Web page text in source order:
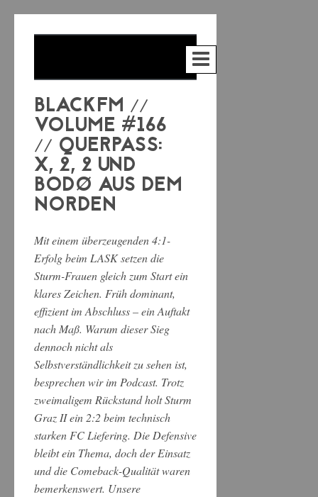
BLACKFM //
VOLUME #166
// QUERPASS:
X, 2, 2 UND
BODØ AUS DEM
NORDEN
Mit einem überzeugenden 4:1-
Erfolg beim LASK setzen die
Sturm-Frauen gleich zum Start ein
klares Zeichen. Früh dominant,
effizient im Abschluss – ein Auftakt
nach Maß. Warum dieser Sieg
dennoch nicht als
Selbstverständlichkeit zu sehen ist,
besprechen wir im Podcast. Trotz
zweimaligem Rückstand holt Sturm
Graz II ein 2:2 beim technisch
starken FC Liefering. Die Defensive
bleibt ein Thema, doch der Einsatz
und die Comeback-Qualität waren
bemerkenswert. Unsere